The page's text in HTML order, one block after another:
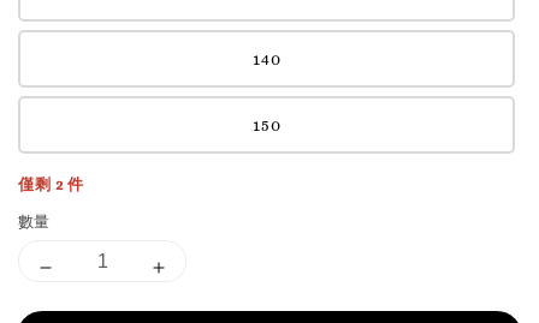
140
150
僅剩 2 件
數量